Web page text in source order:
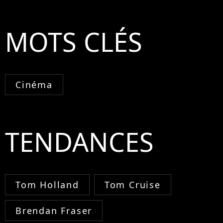
MOTS CLÉS
Cinéma
TENDANCES
Tom Holland Tom Cruise
Brendan Fraser